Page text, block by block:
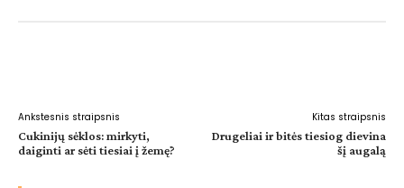
Ankstesnis straipsnis
Cukinijų sėklos: mirkyti,
daiginti ar sėti tiesiai į žemę?
Kitas straipsnis
Drugeliai ir bitės tiesiog dievina
šį augalą